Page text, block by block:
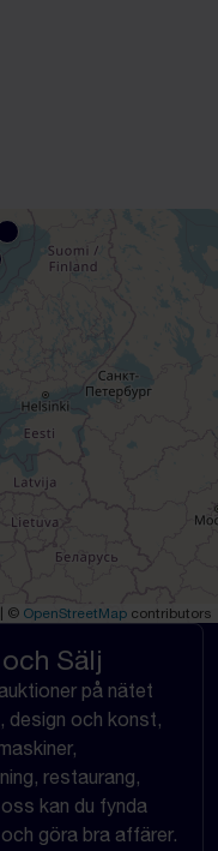
| © OpenStreetMap contributors
Sälj
på nätet
design och konst,
restaurang,
kan du fynda
göra bra affärer.